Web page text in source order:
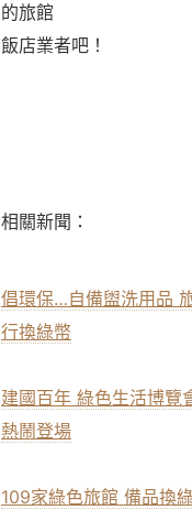
的旅館
飯店業者吧！
相關新聞：
倡環保…自備盥洗用品
行換綠幣
建國百年 綠色生活博覽
熱鬧登場
109家綠色旅館 備品換